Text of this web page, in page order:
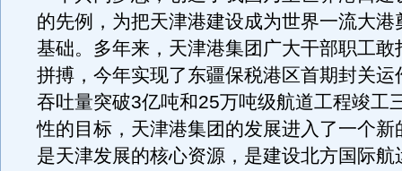
的先例，为把天津港建设成为世界一流大港
基础。多年来，天津港集团广大干部职工敢
拼搏，今年实现了东疆保税港区首期封关运
吞吐量突破3亿吨和25万吨级航道工程竣工
性的目标，天津港集团的发展进入了一个新
是天津发展的核心资源，是建设北方国际航